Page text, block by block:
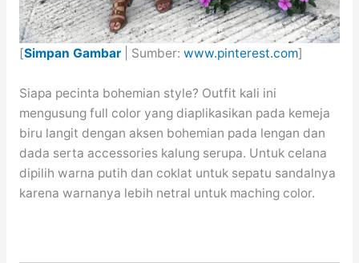
[Simpan Gambar| Sumber: www.pinterest.com]
Siapa pecinta bohemian style? Outfit kali ini
mengusung full color yang diaplikasikan pada kemeja
biru langit dengan aksen bohemian pada lengan dan
dada serta accessories kalung serupa. Untuk celana
dipilih warna putih dan coklat untuk sepatu sandalnya
karena warnanya lebih netral untuk maching color.